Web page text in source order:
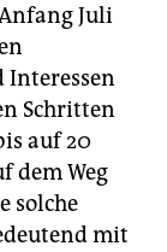
Juli
Interessen
Schritten
auf 20
dem Weg
solche
mit